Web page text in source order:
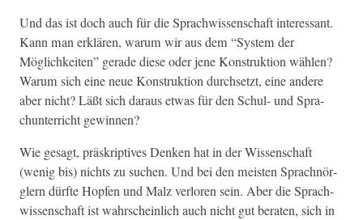
Und das ist doch auch für die Sprach­wis­senschaft inter­es­sant.
Kann man erk­lären, warum wir aus dem “Sys­tem der
Möglichkeit­en” ger­ade diese oder jene Kon­struk­tion wählen?
Warum sich eine neue Kon­struk­tion durch­set­zt, eine andere
aber nicht? Läßt sich daraus etwas für den Schul- und Spra­
chunter­richt gewinnen?
Wie gesagt, präskrip­tives Denken hat in der Wis­senschaft
(wenig bis) nichts zu suchen. Und bei den meis­ten Sprach­nör­
glern dürfte Hopfen und Malz ver­loren sein. Aber die Sprach­
wis­senschaft ist wahrschein­lich auch nicht gut berat­en, sich in